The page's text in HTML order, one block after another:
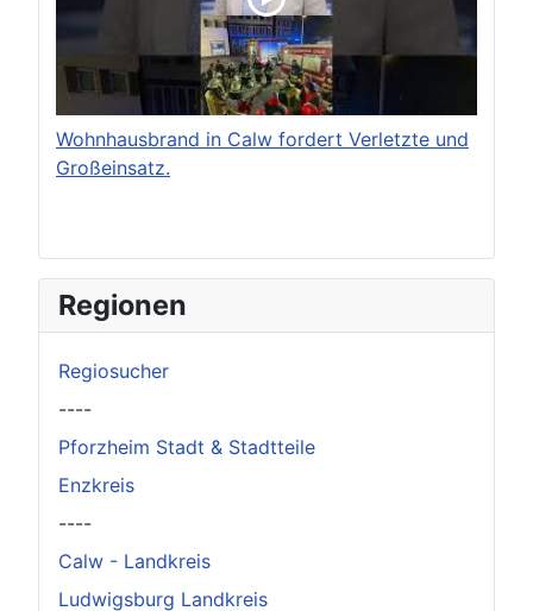
Wohnhausbrand in Calw fordert Verletzte und
Großeinsatz.
Regionen
Regiosucher
----
Pforzheim Stadt & Stadtteile
Enzkreis
----
Calw - Landkreis
Ludwigsburg Landkreis